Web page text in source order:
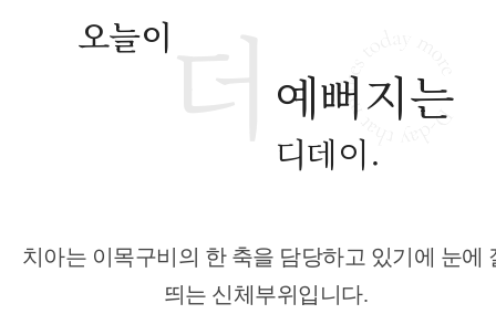
오늘이더 예뻐지는
디데이.
치아는 이목구비의 한 축을 담당하고 있기에 눈에
띄는 신체부위입니다.